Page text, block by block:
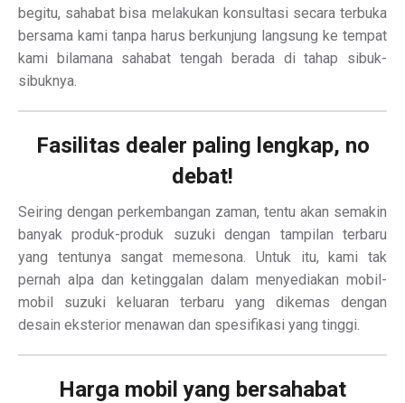
begitu, sahabat bisa melakukan konsultasi secara terbuka
bersama kami tanpa harus berkunjung langsung ke tempat
kami bilamana sahabat tengah berada di tahap sibuk-
sibuknya.
Fasilitas dealer paling lengkap, no
debat!
Seiring dengan perkembangan zaman, tentu akan semakin
banyak produk-produk suzuki dengan tampilan terbaru
yang tentunya sangat memesona. Untuk itu, kami tak
pernah alpa dan ketinggalan dalam menyediakan mobil-
mobil suzuki keluaran terbaru yang dikemas dengan
desain eksterior menawan dan spesifikasi yang tinggi.
Harga mobil yang bersahabat